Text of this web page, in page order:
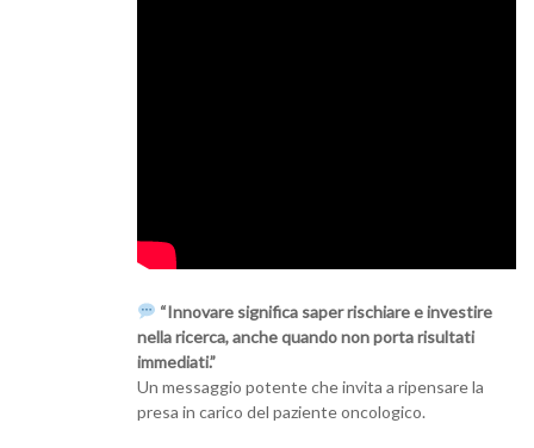
“Innovare significa saper rischiare e investire
nella ricerca, anche quando non porta risultati
immediati.”
Un messaggio potente che invita a ripensare la
presa in carico del paziente oncologico.